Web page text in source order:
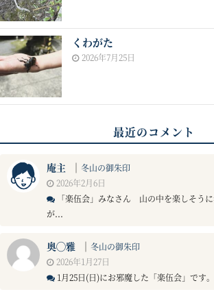
くわがた
2026年7月25日
最近のコメント
庵主 ｜ 冬山の御朱印
2026年2月6日
「楽伍会」みなさん 山の中を楽しそう
が...
奥◯雅 ｜ 冬山の御朱印
2026年1月27日
1月25日(日)にお邪魔した「楽伍会」です